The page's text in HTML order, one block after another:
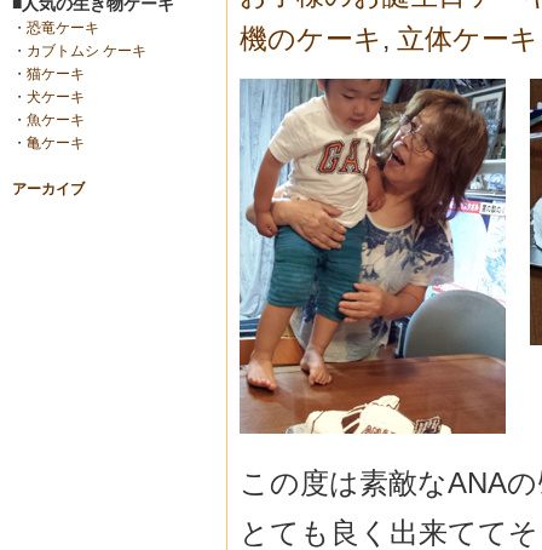
・ 恐竜ケーキ
・ カブトムシ ケーキ
・ 猫ケーキ
・ 犬ケーキ
・ 魚ケーキ
・ 亀ケーキ
アーカイブ
機のケーキ , 立体ケーキ
この度は素敵なANA
とても良く出来てて